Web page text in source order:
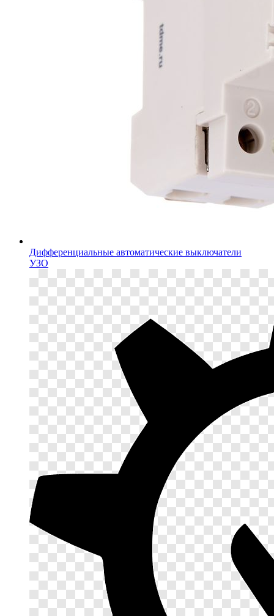
Дифференциальные автоматические выключатели
УЗО